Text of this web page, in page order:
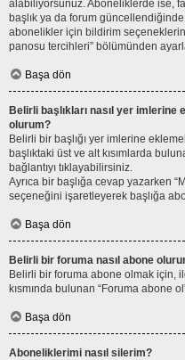
alabiliyorsunuz. Aboneliklerde ise,
başlık ya da forum
abonelikler için bildirim
panosu tercihleri” bölümünden
Başa dön
Belirli başlıkları nasıl yer imlerine
olurum?
Belirli bir başlığı yer imlerine
başlıktaki üst ve alt kısımlarda
bağlantıyı tıklayabilirsiniz.
Ayrıca bir başlığa cevap yazarken
seçeneğini işaretleyerek başlığa
Başa dön
Belirli bir foruma nasıl abone
Belirli bir foruma abone olmak için,
kısmında bulunan “Foruma abone
Başa dön
Aboneliklerimi nasıl silerim?